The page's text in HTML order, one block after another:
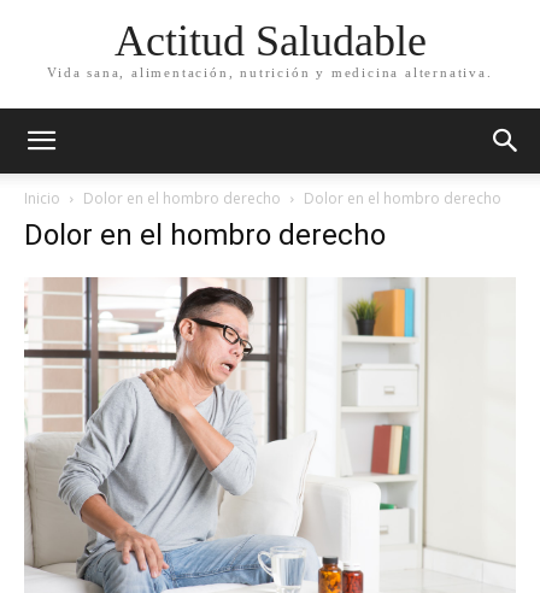
Actitud Saludable
Vida sana, alimentación, nutrición y medicina alternativa.
Inicio Dolor en el hombro derecho Dolor en el hombro derecho
Dolor en el hombro derecho